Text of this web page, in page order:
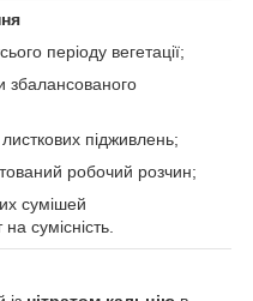
періоду вегетації;
збалансованого
підживлень;
робочий розчин;
сумішей
сумісність.